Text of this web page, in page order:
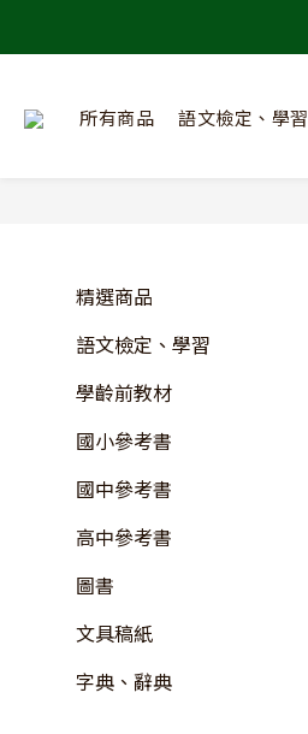
所有商品 語文檢定、學習
精選商品
語文檢定、學習
學齡前教材
國小參考書
國中參考書
高中參考書
圖書
文具稿紙
字典、辭典